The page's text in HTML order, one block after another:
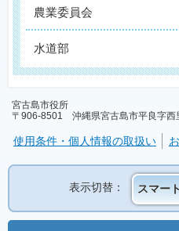
農業委員会
水道部
宮古島市役所
〒906-8501 沖縄県宮古島市平良字西
使用条件・個人情報の取扱い
表示切替： スマー